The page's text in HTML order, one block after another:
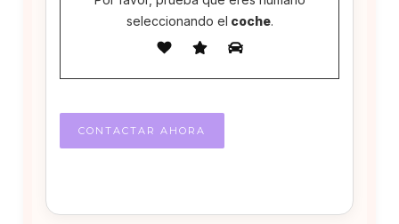
seleccionando el coche.